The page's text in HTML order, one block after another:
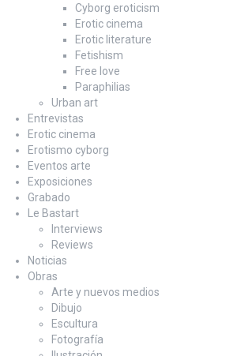
Cyborg eroticism
Erotic cinema
Erotic literature
Fetishism
Free love
Paraphilias
Urban art
Entrevistas
Erotic cinema
Erotismo cyborg
Eventos arte
Exposiciones
Grabado
Le Bastart
Interviews
Reviews
Noticias
Obras
Arte y nuevos medios
Dibujo
Escultura
Fotografía